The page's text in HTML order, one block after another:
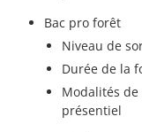
Bac pro forêt
Niveau de
Durée de la
Modalités
présentiel